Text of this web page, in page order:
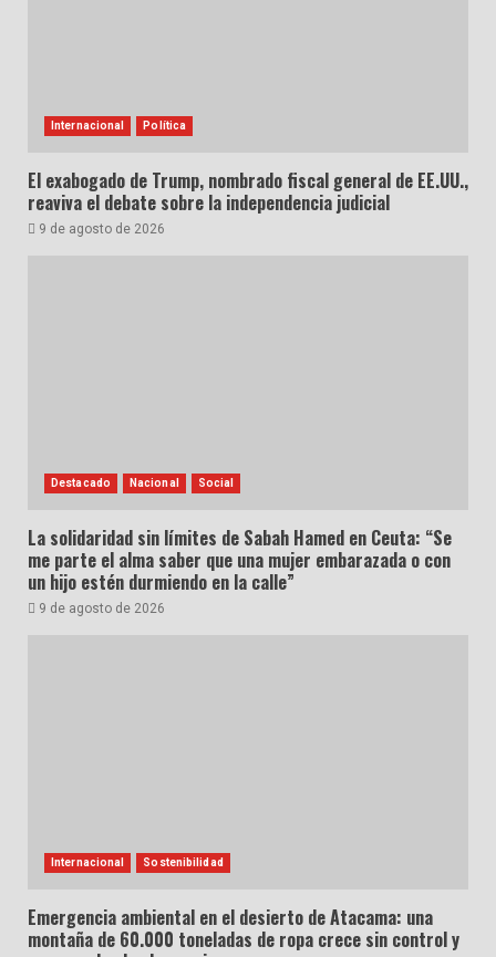
Internacional Política
El exabogado de Trump, nombrado fiscal general de EE.UU.,
reaviva el debate sobre la independencia judicial
9 de agosto de 2026
Destacado Nacional Social
La solidaridad sin límites de Sabah Hamed en Ceuta: “Se
me parte el alma saber que una mujer embarazada o con
un hijo estén durmiendo en la calle”
9 de agosto de 2026
Internacional Sostenibilidad
Emergencia ambiental en el desierto de Atacama: una
montaña de 60.000 toneladas de ropa crece sin control y